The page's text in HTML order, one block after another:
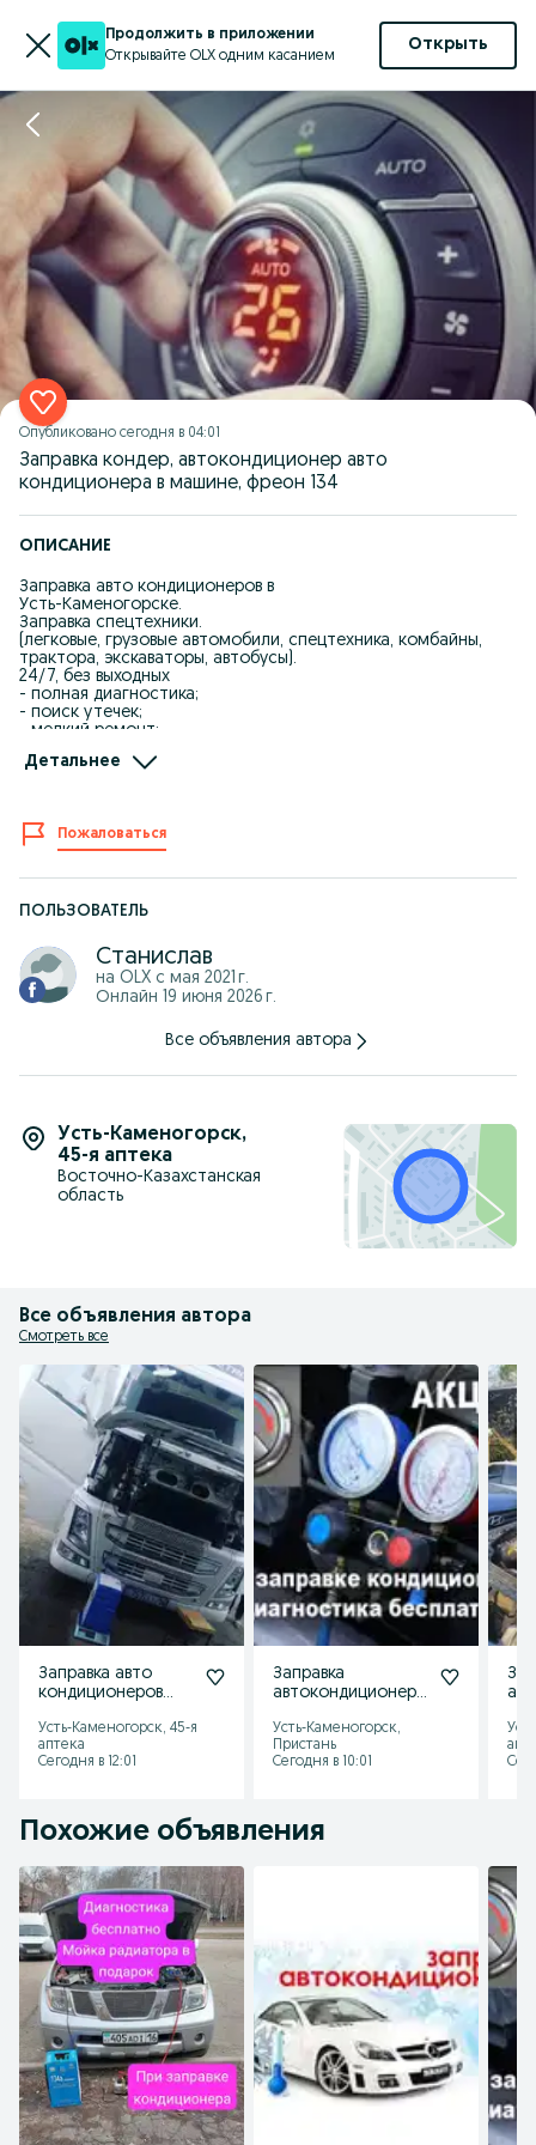
Продолжить в приложении
Открывайте OLX одним касанием
Открыть
Опубликовано сегодня в 04:01
Заправка кондер, автокондиционер авто
кондиционера в машине, фреон 134
ОПИСАНИЕ
Заправка авто кондиционеров в
Усть-Каменогорске.
Заправка спецтехники.
(легковые, грузовые автомобили, спецтехника, комбайны,
трактора, экскаваторы, автобусы).
24/7, без выходных
- полная диагностика;
- поиск утечек;
- мелкий ремонт;
- проверка на герметичность (опрессовка);
Диагностика системы кондиционирования
Полная заправка От 10000 тенге зависит от марки и модели
авто.
При заправке диагностика бесплатно!
Гарантия на Заправку до конца сезона.
Возможен выезд по городу и за город
Детальнее
Пожаловаться
ПОЛЬЗОВАТЕЛЬ
Станислав
на OLX с мая 2021 г.
Онлайн 19 июня 2026 г.
Все объявления автора
Усть-Каменогорск,
45-я аптека
Восточно-Казахстанская
область
Все объявления автора
Смотреть все
Заправка авто
кондиционеров
автокондиционера
в машине, кондер
Усть-Каменогорск, 45-я
аптека
Сегодня в 12:01
Заправка
автокондиционера
кондиционера,
кондер,
кондиционер
Усть-Каменогорск,
Пристань
Сегодня в 10:01
Похожие объявления